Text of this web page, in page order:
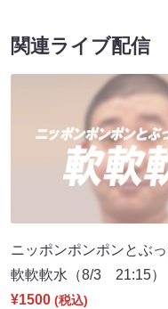
関連ライブ配信
ニッポンポンポンとぶ
軟軟軟水（8/3 21:15）
¥1500 (税込)